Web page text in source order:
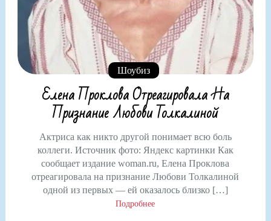
Шоубиз
Елена Проклова Отреагировала На
Признание Любови Толкалиной
Актриса как никто другой понимает всю боль
коллеги. Источник фото: Яндекс картинки Как
сообщает издание woman.ru, Елена Проклова
отреагировала на признание Любови Толкалиной
одной из первых — ей оказалось близко […]
Подробнее